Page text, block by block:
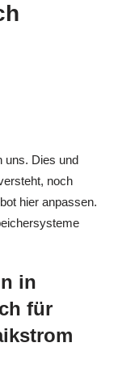
uns. Dies und
noch
hier anpassen.
in
für